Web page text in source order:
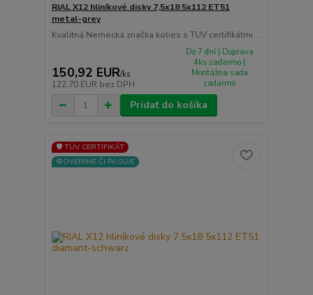
RIAL X12 hliníkové disky 7,5x18 5x112 ET51
metal-grey
Kvalitná Nemecká značka kolies s TUV certifikátmi ...
150,92 EUR/ks
122,70 EUR bez DPH
Do 7 dní | Doprava
4ks zadarmo |
Montážna sada
zadarmo
Pridať do košíka
🛡️ TÜV CERTIFIKÁT
⚙️OVERÍME ČI PASUJE